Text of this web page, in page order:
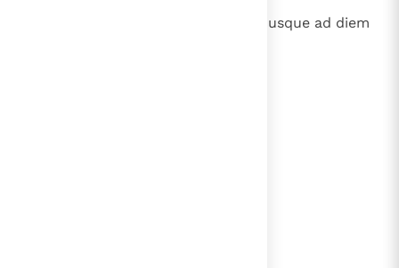
Recessitque Israel a domo David usque ad diem